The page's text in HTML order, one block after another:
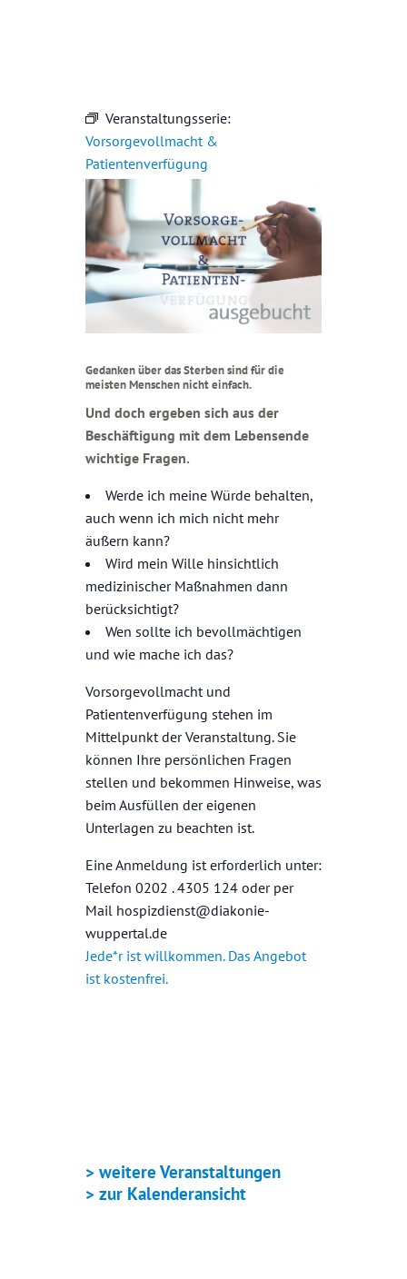
Veranstaltungsserie:
Vorsorgevollmacht &
Patientenverfügung
Gedanken über das Sterben sind für die
meisten Menschen nicht einfach.
Und doch ergeben sich aus der
Beschäftigung mit dem Lebensende
wichtige Fragen.
Werde ich meine Würde behalten,
auch wenn ich mich nicht mehr
äußern kann?
Wird mein Wille hinsichtlich
medizinischer Maßnahmen dann
berücksichtigt?
Wen sollte ich bevollmächtigen
und wie mache ich das?
Vorsorgevollmacht und
Patientenverfügung stehen im
Mittelpunkt der Veranstaltung. Sie
können Ihre persönlichen Fragen
stellen und bekommen Hinweise, was
beim Ausfüllen der eigenen
Unterlagen zu beachten ist.
Eine Anmeldung ist erforderlich unter:
Telefon 0202 . 4305 124 oder per
Mail hospizdienst@diakonie-
wuppertal.de
Jede*r ist willkommen. Das Angebot
ist kostenfrei.
> weitere Veranstaltungen
> zur Kalenderansicht